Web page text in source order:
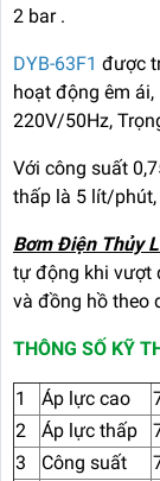
2 bar .
DYB-63F1 được
hoạt động êm
220V/50Hz,
Với công suất
thấp là 5 lít/
Bơm Điện Thủy
tự động khi vượt
và đồng hồ theo
THÔNG SỐ KỸ
1 Áp lực cao
2
Áp lực thấp
3
Công suất